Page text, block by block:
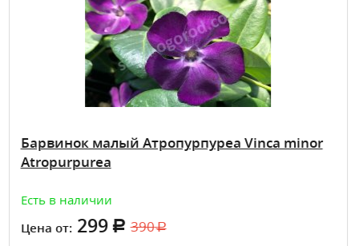
Барвинок малый Атропурпуреа Vinca minor
Atropurpurea
Есть в наличии
Цена от: 299 390